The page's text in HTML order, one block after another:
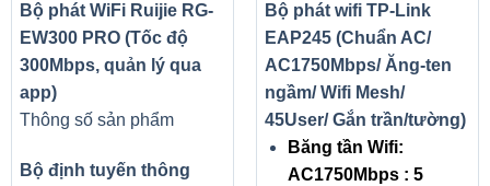
Bộ phát WiFi Ruijie RG-
EW300 PRO (Tốc độ
300Mbps, quản lý qua
app)
Thông số sản phẩm
Bộ định tuyến thông
Bộ phát wifi TP-Link
EAP245 (Chuẩn AC/
AC1750Mbps/ Ăng-ten
ngầm/ Wifi Mesh/
45User/ Gắn trần/tường)
Băng tần Wifi:
AC1750Mbps : 5